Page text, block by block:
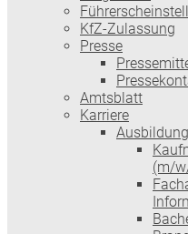
KfZ-Zulassung
Presse
Amtsblatt
Karriere
(m/